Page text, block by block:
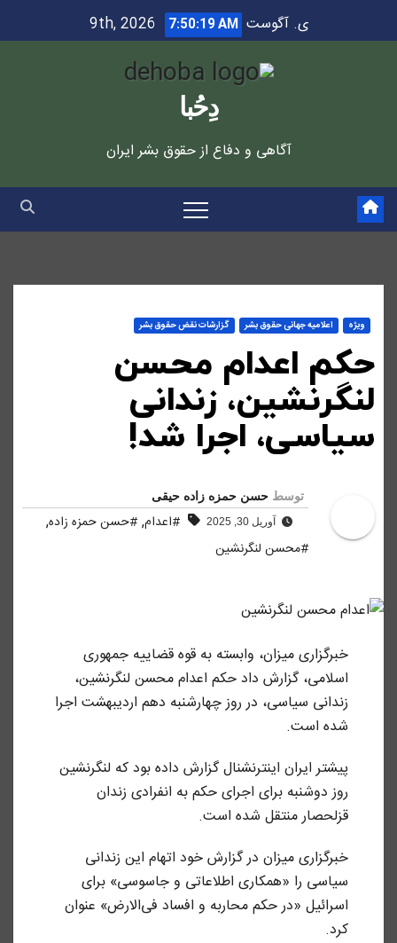
to
ی. آگوست 9th, 2026 7:50:19 AM
دِحُبا
آگاهی و دفاع از حقوق بشر ایران
ویژه اعلاميه جهانی حقوق بشر گزارشات نقض حقوق بشر
حکم اعدام محسن
لنگرنشین، زندانی
سیاسی، اجرا شد!
توسط حسن حمزه زاده حیقی
آوریل 30, 2025 #اعدام, #حسن حمزه زاده,
#محسن لنگرنشین
خبرگزاری میزان، وابسته به قوه قضاییه جمهوری
اسلامی، گزارش داد حکم اعدام محسن لنگرنشین،‌
زندانی سیاسی، در روز چهارشنبه دهم اردیبهشت اجرا
شده است.
پیشتر ایران اینترنشنال گزارش داده بود که لنگرنشین
روز دوشنبه برای اجرای حکم به انفرادی زندان
قزلحصار منتقل شده است.
خبرگزاری میزان در گزارش خود اتهام این زندانی
سیاسی را «همکاری اطلاعاتی و جاسوسی» برای
اسرائیل «در حکم محاربه و افساد فی‌الارض» عنوان
کرد.